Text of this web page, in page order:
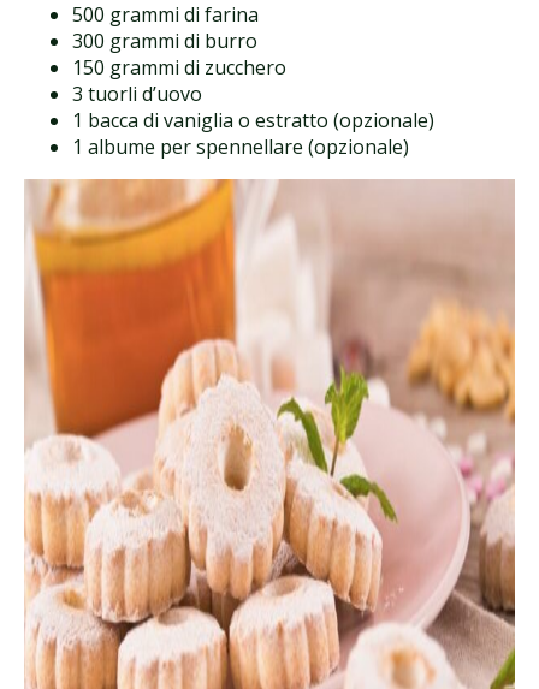
500 grammi di farina
300 grammi di burro
150 grammi di zucchero
3 tuorli d’uovo
1 bacca di vaniglia o estratto (opzionale)
1 albume per spennellare (opzionale)